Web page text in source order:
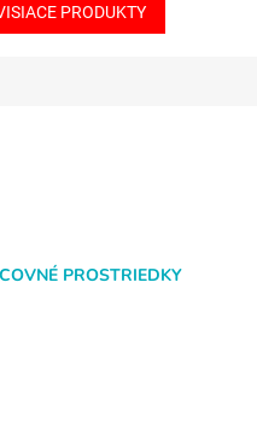
PRODUKTY
PROSTRIEDKY